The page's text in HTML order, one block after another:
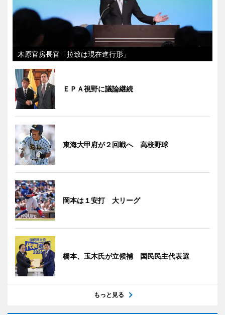
木原官房長官「拉致は現在進行形」
ＥＰＡ視野に議論継続
東海大甲府が２回戦へ 高校野球
岡本は１安打 大リーグ
橋本、玉木氏が立候補 国民民主代表選
もっと見る